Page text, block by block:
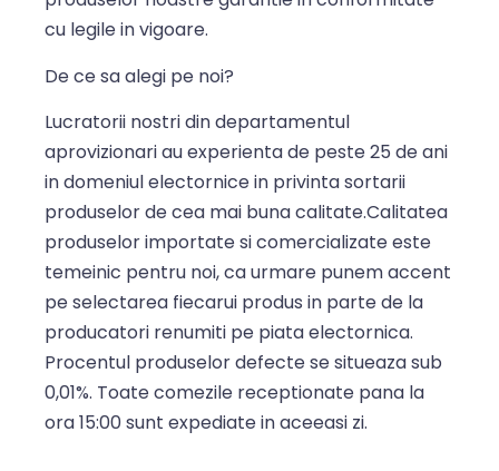
cu legile in vigoare.
De ce sa alegi pe noi?
Lucratorii nostri din departamentul
aprovizionari au experienta de peste 25 de ani
in domeniul electornice in privinta sortarii
produselor de cea mai buna calitate.Calitatea
produselor importate si comercializate este
temeinic pentru noi, ca urmare punem accent
pe selectarea fiecarui produs in parte de la
producatori renumiti pe piata electornica.
Procentul produselor defecte se situeaza sub
0,01%. Toate comezile receptionate pana la
ora 15:00 sunt expediate in aceeasi zi.